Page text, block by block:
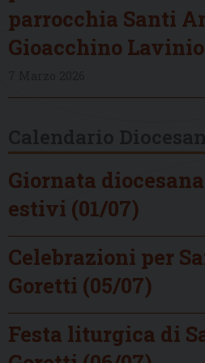
parrocchia Santi
Gioacchino Lavinio
Giornata
estivi (01/07)
Celebrazioni per
Goretti (05/07)
Festa liturgica di